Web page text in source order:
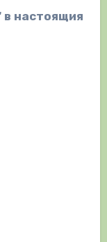
в настоящия